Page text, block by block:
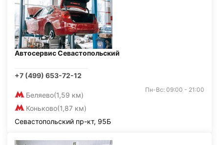
Автосервис Севастопольский
+7 (499) 653-72-12
Беляево(1,59 км)
Коньково(1,87 км)
Пн-Вс: 09:00 - 21:00
Севастопольский пр-кт, 95Б